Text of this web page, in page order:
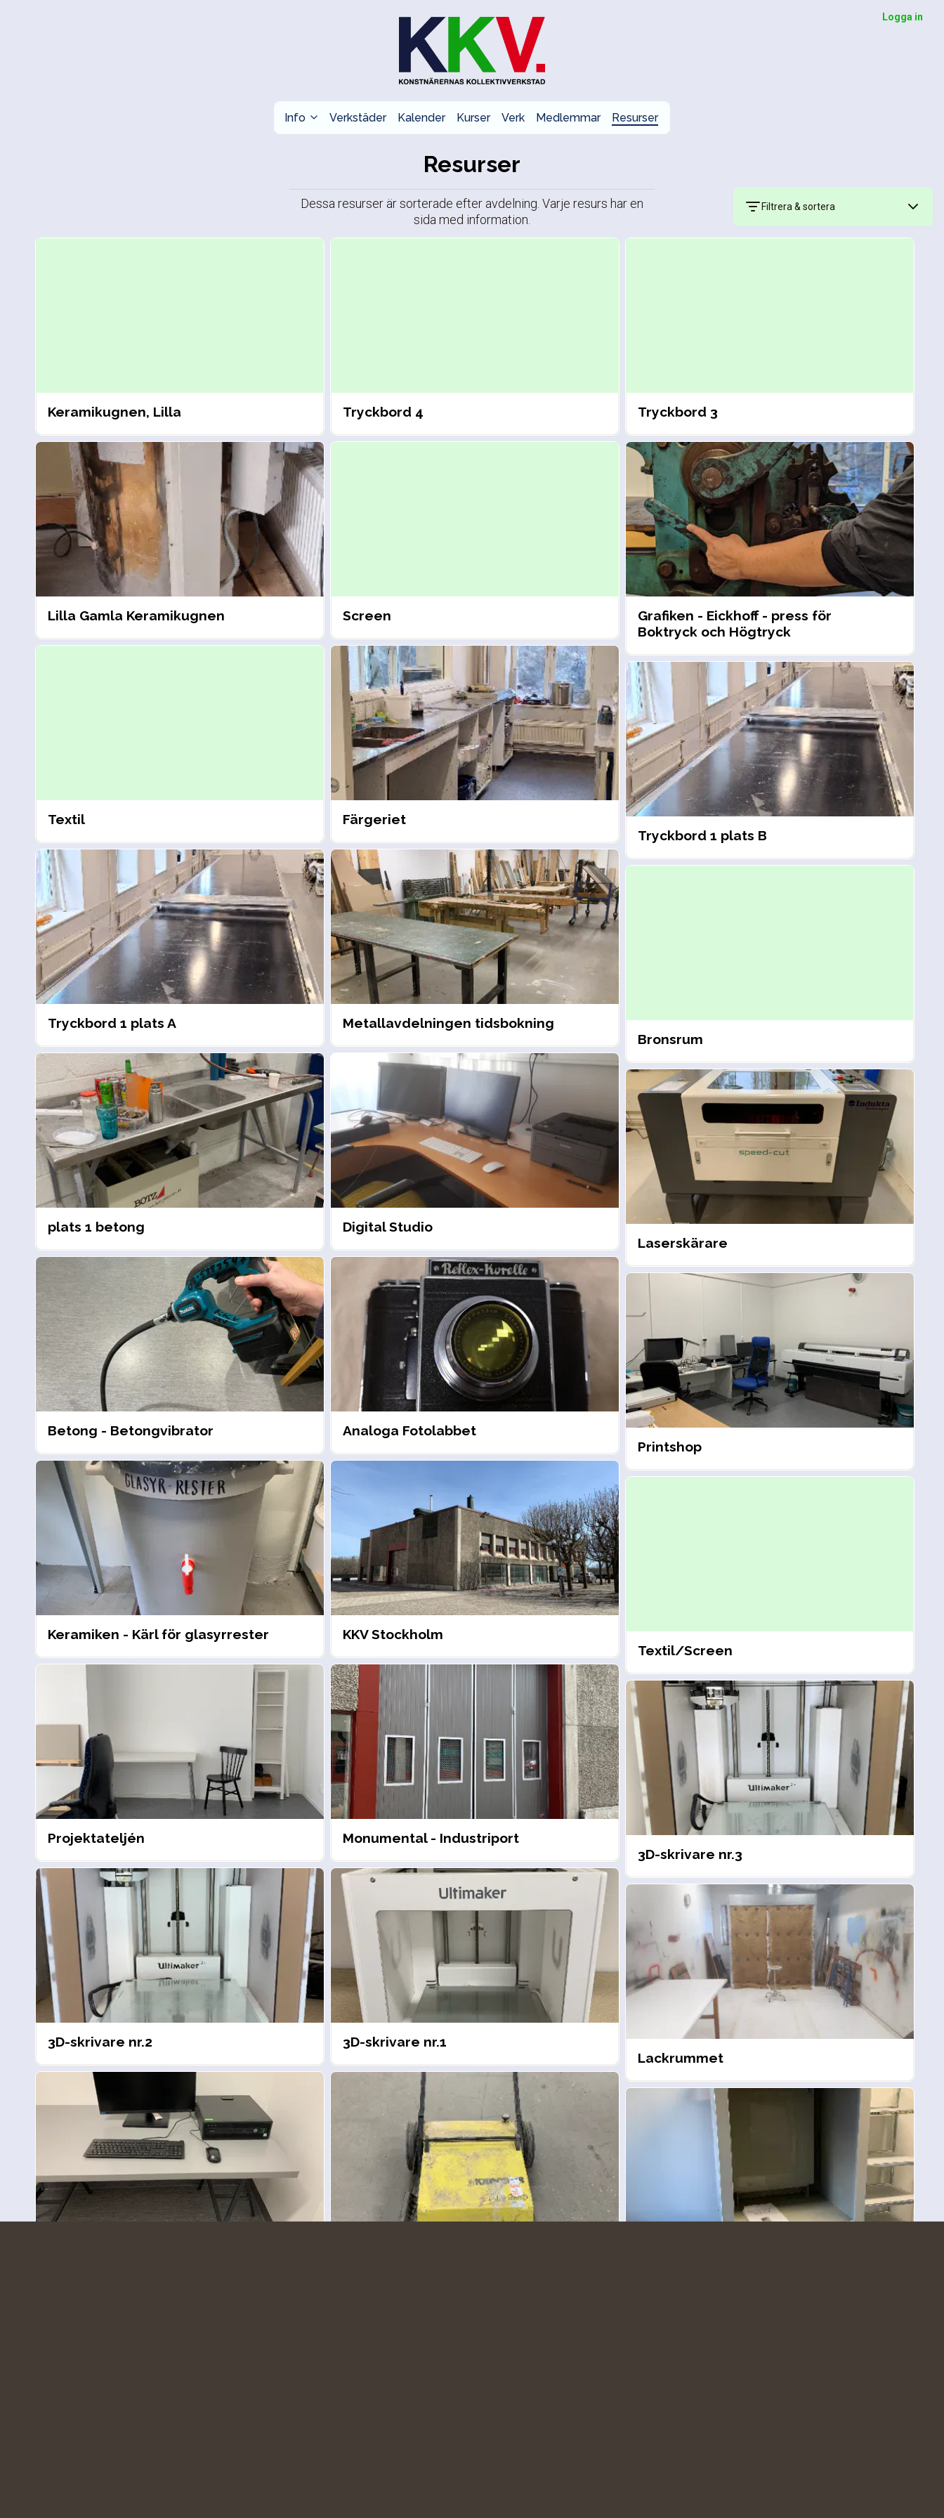
Logga in
Info Verkstäder Kalender Kurser Verk Medlemmar Resurser
Resurser
Dessa resurser är sorterade efter avdelning. Varje resurs har en
sida med information.
Filtrera & sortera
Keramikugnen, Lilla
Lilla Gamla Keramikugnen
Textil
Tryckbord 1 plats A
plats 1 betong
Betong - Betongvibrator
Keramiken - Kärl för glasyrrester
Projektateljén
3D-skrivare nr.2
Tryckbord 4
Screen
Färgeriet
Metallavdelningen tidsbokning
Digital Studio
Analoga Fotolabbet
KKV Stockholm
Monumental - Industriport
3D-skrivare nr.1
Tryckbord 3
Grafiken - Eickhoff - press för
Boktryck och Högtryck
Tryckbord 1 plats B
Bronsrum
Laserskärare
Printshop
Textil/Screen
3D-skrivare nr.3
Lackrummet